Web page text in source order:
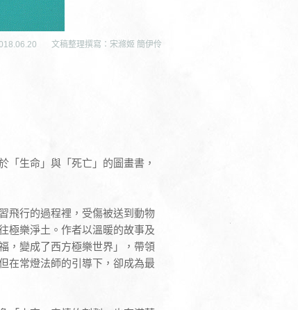
文稿整理撰寫：宋滌姬 簡伊伶
「生命」與「死亡」的圖畫書，
飛行的過程裡，受傷被送到動物
極樂淨土。作者以溫暖的故事及
，變成了西方極樂世界」，帶領
在常燈法師的引導下，卻成為最